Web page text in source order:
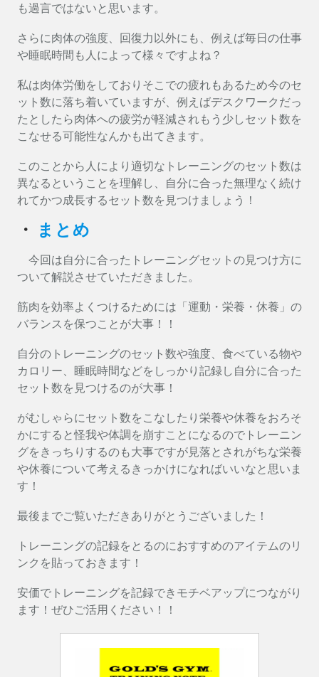
も過言ではないと思います。
さらに肉体の強度、回復力以外にも、例えば毎日の仕事
や睡眠時間も人によって様々ですよね？
私は肉体労働をしておりそこでの疲れもあるため今のセ
ット数に落ち着いていますが、例えばデスクワークだっ
たとしたら肉体への疲労が軽減されもう少しセット数を
こなせる可能性なんかも出てきます。
このことから人により適切なトレーニングのセット数は
異なるということを理解し、自分に合った無理なく続け
れてかつ成長するセット数を見つけましょう！
・ まとめ
今回は自分に合ったトレーニングセットの見つけ方に
ついて解説させていただきました。
筋肉を効率よくつけるためには「運動・栄養・休養」の
バランスを保つことが大事！！
自分のトレーニングのセット数や強度、食べている物や
カロリー、睡眠時間などをしっかり記録し自分に合った
セット数を見つけるのが大事！
がむしゃらにセット数をこなしたり栄養や休養をおろそ
かにすると怪我や体調を崩すことになるのでトレーニン
グをきっちりするのも大事ですが見落とされがちな栄養
や休養について考えるきっかけになればいいなと思いま
す！
最後までご覧いただきありがとうございました！
トレーニングの記録をとるのにおすすめのアイテムのリ
ンクを貼っておきます！
安価でトレーニングを記録できモチベアップにつながり
ます！ぜひご活用ください！！